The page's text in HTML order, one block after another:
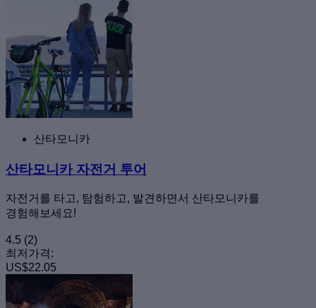
산타모니카
산타모니카 자전거 투어
자전거를 타고, 탐험하고, 발견하면서 산타모니카를
경험해보세요!
4.5 (2)
최저가격:
US$22.05